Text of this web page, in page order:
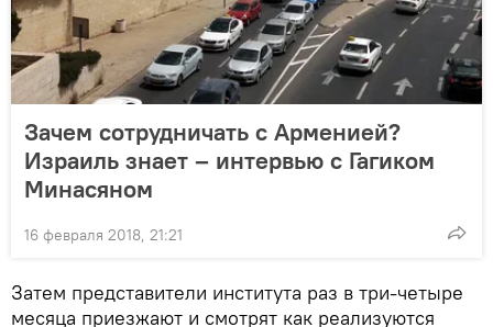
Зачем сотрудничать с Арменией?
Израиль знает – интервью с Гагиком
Минасяном
16 февраля 2018, 21:21
Затем представители института раз в три-четыре
месяца приезжают и смотрят как реализуются